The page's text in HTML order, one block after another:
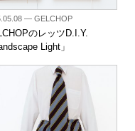
— GELCHOP
のレッツD.I.Y.
Light」